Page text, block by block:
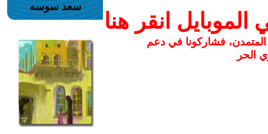
انقر هنا
المتمدن، فشاركونا في دعم
الحر
سعد سوسه